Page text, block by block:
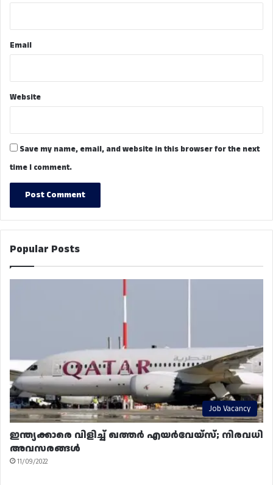
Email
Website
Save my name, email, and website in this browser for the next
time I comment.
Popular Posts
Job Vacancy
ഇന്ത്യക്കാരെ വിളിച്ച് ഖത്തർ എയർവേയ്‌സ്; നിരവധി
അവസരങ്ങൾ
11/09/2022